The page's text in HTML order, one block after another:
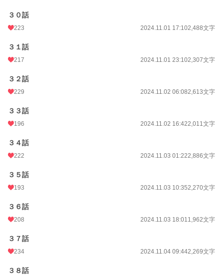
３０話
223 2024.11.01 17:102,488文字
３１話
217 2024.11.01 23:102,307文字
３２話
229 2024.11.02 06:082,613文字
３３話
196 2024.11.02 16:422,011文字
３４話
222 2024.11.03 01:222,886文字
３５話
193 2024.11.03 10:352,270文字
３６話
208 2024.11.03 18:011,962文字
３７話
234 2024.11.04 09:442,269文字
３８話